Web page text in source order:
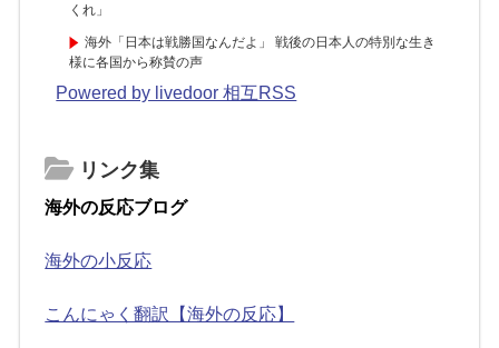
くれ」
海外「日本は戦勝国なんだよ」 戦後の日本人の特別な生き
様に各国から称賛の声
Powered by livedoor 相互RSS
リンク集
海外の反応ブログ
海外の小反応
こんにゃく翻訳【海外の反応】